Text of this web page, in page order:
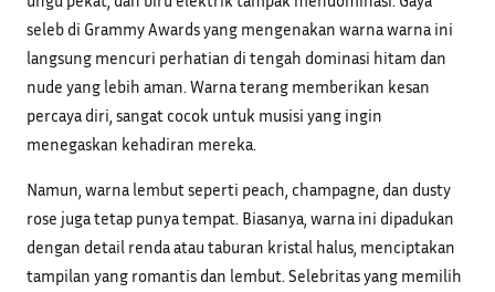
seleb di Grammy Awards yang mengenakan warna warna ini
langsung mencuri perhatian di tengah dominasi hitam dan
nude yang lebih aman. Warna terang memberikan kesan
percaya diri, sangat cocok untuk musisi yang ingin
menegaskan kehadiran mereka.
Namun, warna lembut seperti peach, champagne, dan dusty
rose juga tetap punya tempat. Biasanya, warna ini dipadukan
dengan detail renda atau taburan kristal halus, menciptakan
tampilan yang romantis dan lembut. Selebritas yang memilih